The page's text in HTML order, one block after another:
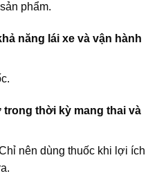
phẩm.
năng lái xe và vận hành
thời kỳ mang thai và
nên dùng thuốc khi lợi ích